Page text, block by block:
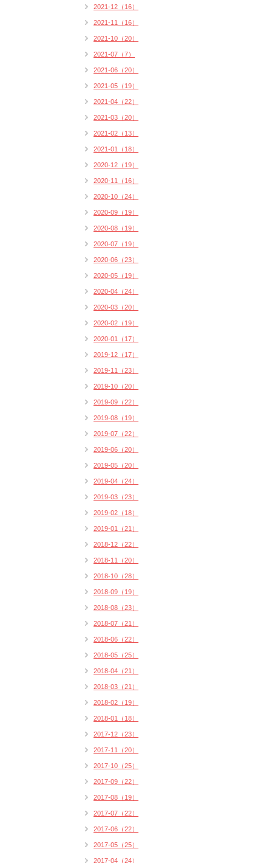
2021-12（16）
2021-11（16）
2021-10（20）
2021-07（7）
2021-06（20）
2021-05（19）
2021-04（22）
2021-03（20）
2021-02（13）
2021-01（18）
2020-12（19）
2020-11（16）
2020-10（24）
2020-09（19）
2020-08（19）
2020-07（19）
2020-06（23）
2020-05（19）
2020-04（24）
2020-03（20）
2020-02（19）
2020-01（17）
2019-12（17）
2019-11（23）
2019-10（20）
2019-09（22）
2019-08（19）
2019-07（22）
2019-06（20）
2019-05（20）
2019-04（24）
2019-03（23）
2019-02（18）
2019-01（21）
2018-12（22）
2018-11（20）
2018-10（28）
2018-09（19）
2018-08（23）
2018-07（21）
2018-06（22）
2018-05（25）
2018-04（21）
2018-03（21）
2018-02（19）
2018-01（18）
2017-12（23）
2017-11（20）
2017-10（25）
2017-09（22）
2017-08（19）
2017-07（22）
2017-06（22）
2017-05（25）
2017-04（24）